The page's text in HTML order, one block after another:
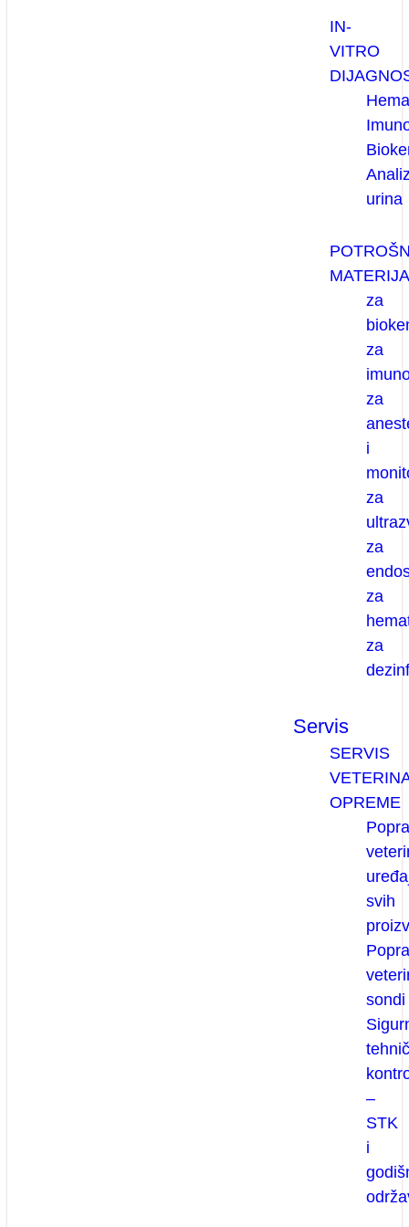
IN-
VITRO
urina
za
za
za
i
za
za
za
za
Servis
SERVIS
OPREME
svih
sondi
–
STK
i